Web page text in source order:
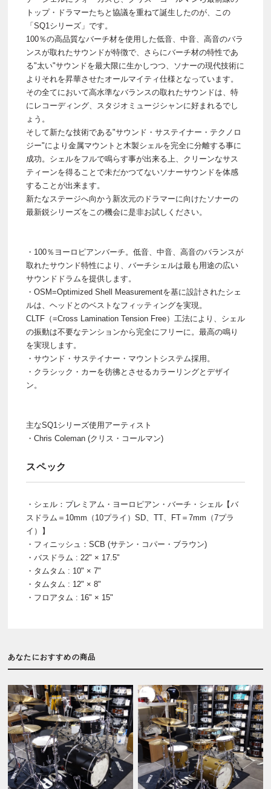
トップ・ドラマーたちと協議を重ねて誕生したのが、この
「SQ1シリーズ」です。
100％の高品質なバーチ材を使用した低音、中音、高音のバラ
ンスが取れたサウンドが特徴で、さらにバーチ材の特性であ
る"太い"サウンドを最大限に生かしつつ、ソナーの現代技術に
よりそれを昇華させたオールマイティ仕様となっています。
その全てにおいて高水準なバランスの取れたサウンドは、特
にレコーディング、スタジオミュージシャンに好まれるでし
ょう。
そして新たな技術である"サウンド・サステイナー・テクノロ
ジー"により金属マウントと木製シェルを完全に分離する事に
成功。シェルをフルで鳴らす事が出来る上、クリーンなサス
ティーンを得ることで未だかつてないソナーサウンドを体感
することが出来ます。
新たなステージへ向かう新次元のドラマーに向けたソナーの
最新鋭シリーズをこの機会に是非お試しください。
・100％ヨーロピアンバーチ。低音、中音、高音のバランスが
取れたサウンド特性により、バーチシェルは最も用途の広い
サウンドドラムを提供します。
・OSM=Optimized Shell Measurementを基に設計されたシェ
ルは、ヘッドとのベストなフィッティングを実現。
CLTF（=Cross Lamination Tension Free）工法により、シェル
の振動は不要なテンションから完全にフリーに。最高の鳴り
を実現します。
・サウンド・サステイナー・マウントシステム採用。
・クラシック・カーを彷彿とさせるカラーリングとデザイ
ン。
主なSQ1シリーズ使用アーティスト
・Chris Coleman (クリス・コールマン)
スペック
・シェル：プレミアム・ヨーロピアン・バーチ・シェル【バ
スドラム＝10mm（10プライ）SD、TT、FT＝7mm（7プラ
イ）】
・フィニッシュ：SCB (サテン・コパー・ブラウン)
・バスドラム : 22" × 17.5"
・タムタム : 10" × 7"
・タムタム : 12" × 8"
・フロアタム : 16" × 15"
あなたにおすすめの商品